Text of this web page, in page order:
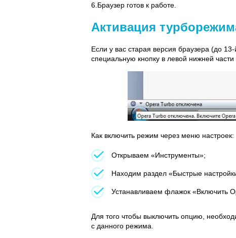
6.Браузер готов к работе.
Активация
Если у вас старая версия браузера (до
специальную кнопку в левой нижней
Как включить режим через меню настроек:
Открываем «Инструменты»;
Находим раздел «Быстрые
Устанавливаем флажок «Включить
Для того чтобы выключить опцию,
с данного режима.